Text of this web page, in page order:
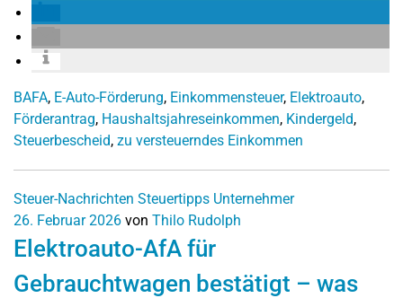
BAFA, E-Auto-Förderung, Einkommensteuer, Elektroauto,
Förderantrag, Haushaltsjahreseinkommen, Kindergeld,
Steuerbescheid, zu versteuerndes Einkommen
Steuer-Nachrichten Steuertipps Unternehmer
26. Februar 2026 von Thilo Rudolph
Elektroauto-AfA für
Gebrauchtwagen bestätigt – was